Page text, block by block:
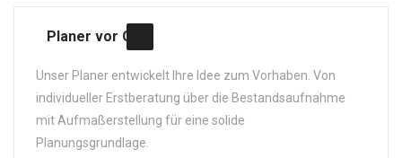
Planer vor Ort
Unser Planer entwickelt Ihre Idee zum Vorhaben. Von
individueller Erstberatung über die Bestandsaufnahme
mit Aufmaßerstellung für eine solide
Planungsgrundlage.